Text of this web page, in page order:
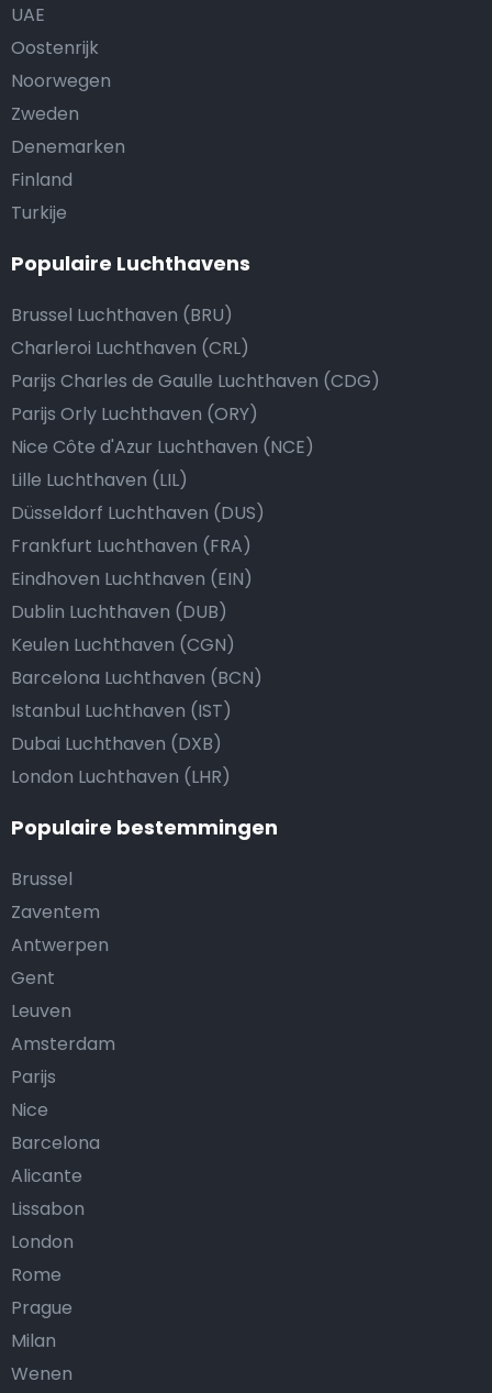
UAE
Oostenrijk
Noorwegen
Zweden
Denemarken
Finland
Turkije
Populaire Luchthavens
Brussel Luchthaven (BRU)
Charleroi Luchthaven (CRL)
Parijs Charles de Gaulle Luchthaven (CDG)
Parijs Orly Luchthaven (ORY)
Nice Côte d'Azur Luchthaven (NCE)
Lille Luchthaven (LIL)
Düsseldorf Luchthaven (DUS)
Frankfurt Luchthaven (FRA)
Eindhoven Luchthaven (EIN)
Dublin Luchthaven (DUB)
Keulen Luchthaven (CGN)
Barcelona Luchthaven (BCN)
Istanbul Luchthaven (IST)
Dubai Luchthaven (DXB)
London Luchthaven (LHR)
Populaire bestemmingen
Brussel
Zaventem
Antwerpen
Gent
Leuven
Amsterdam
Parijs
Nice
Barcelona
Alicante
Lissabon
London
Rome
Prague
Milan
Wenen